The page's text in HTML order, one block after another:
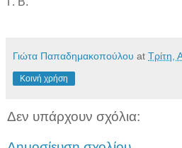
Γιώτα Παπαδημακοπούλου at Τρίτη,
Κοινή χρήση
Δεν υπάρχουν σχόλια: